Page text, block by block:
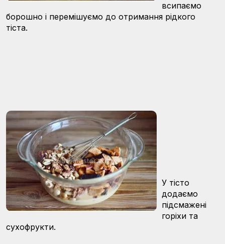
всипаємо
борошно і перемішуємо до отримання рідкого
тіста.
У тісто
додаємо
підсмажені
горіхи та
сухофрукти.